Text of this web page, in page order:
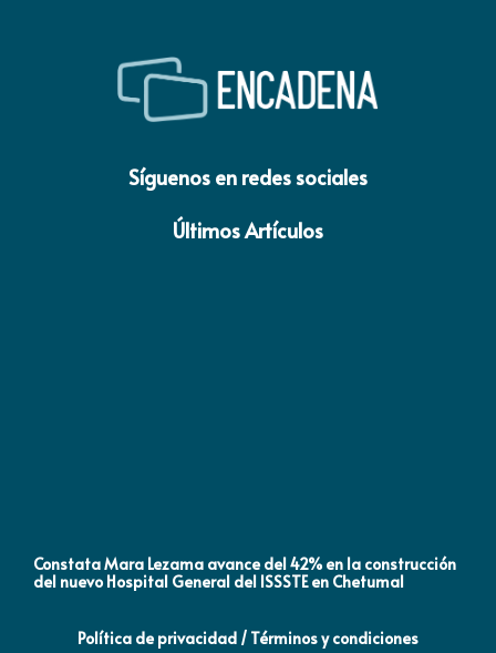
Síguenos en redes sociales
Últimos Artículos
Constata Mara Lezama avance del 42% en la construcción
del nuevo Hospital General del ISSSTE en Chetumal
Política de privacidad / Términos y condiciones